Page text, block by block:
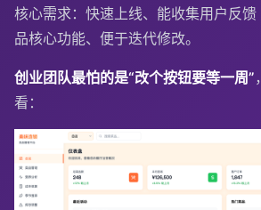
核心需求：快速上线、能收集用户反
品核心功能、便于迭代修改。
创业团队最怕的是“改个按钮要等一周”
看：